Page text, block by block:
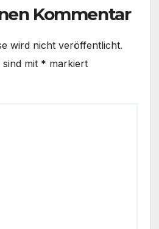
Kommentar
wird nicht veröffentlicht.
mit * markiert